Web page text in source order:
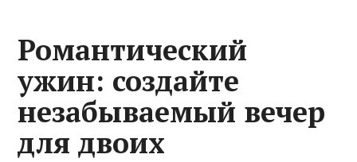
Романтический
ужин: создайте
незабываемый вечер
для двоих